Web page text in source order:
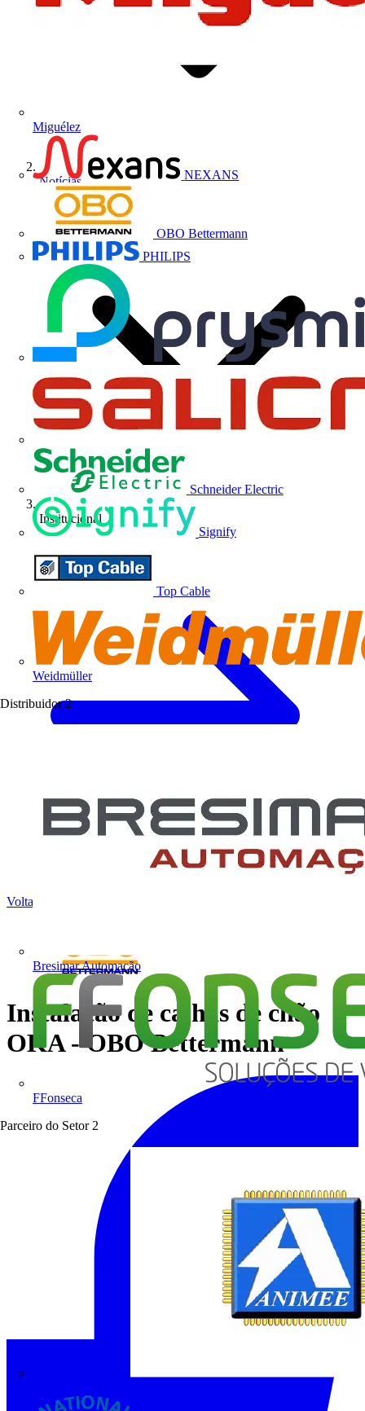
Miguélez
NEXANS
OBO Bettermann
PHILIPS
Schneider Electric
Signify
Top Cable
Weidmüller
Distribuidor 2
Bresimar Automação
FFonseca
Parceiro do Setor 2
Notícias
Institucional
Voltar para Notícias
Instalação de calhas de chão
OKA - OBO Bettermann